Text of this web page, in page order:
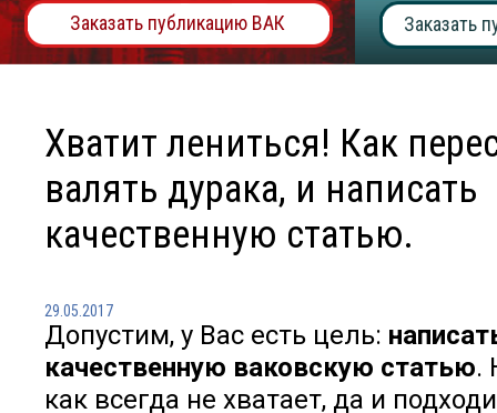
Заказать публикацию ВАК
Заказать
Хватит лениться! Как
валять дурака, и написать
качественную статью.
29.05.2017
Допустим, у Вас есть цель:
качественную ваковскую статью.
как всегда не хватает, да и